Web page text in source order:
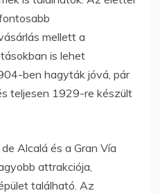
mellett a
is lehet
ben hagyták jóvá, pár
teljesen 1929-re készült
Alcalá és a Gran Vía
attrakciója,
található. Az